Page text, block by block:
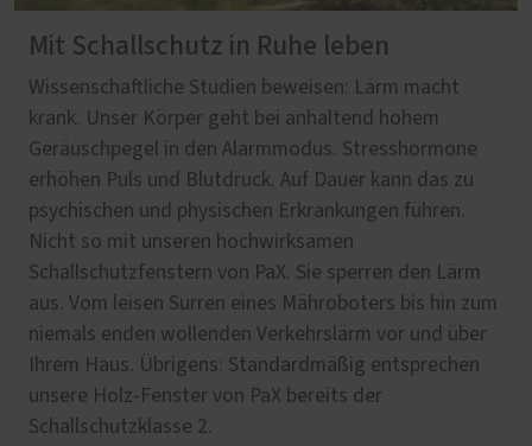
Mit Schallschutz in Ruhe leben
Wissenschaftliche Studien beweisen: Lärm macht
krank. Unser Körper geht bei anhaltend hohem
Geräuschpegel in den Alarmmodus. Stresshormone
erhöhen Puls und Blutdruck. Auf Dauer kann das zu
psychischen und physischen Erkrankungen führen.
Nicht so mit unseren hochwirksamen
Schallschutzfenstern von PaX. Sie sperren den Lärm
aus. Vom leisen Surren eines Mähroboters bis hin zum
niemals enden wollenden Verkehrslärm vor und über
Ihrem Haus. Übrigens: Standardmäßig entsprechen
unsere Holz-Fenster von PaX bereits der
Schallschutzklasse 2.